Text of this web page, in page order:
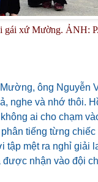
gái xứ Mường. ẢNH:
ông Nguyễn
nghe và nhớ thôi.
ai cho chạm
tiếng từng
mệt ra nghỉ giải
nhận vào đội